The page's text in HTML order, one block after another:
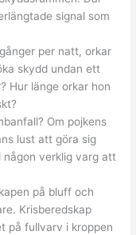
signal som
per natt, orkar
skydd undan ett
Hur länge orkar hon
Om pojkens
lust att göra sig
verklig varg att
på bluff och
Krisberedskap
på fullvarv i kroppen